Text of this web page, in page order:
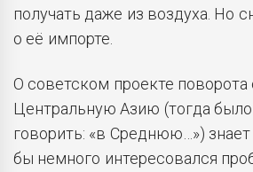
получать даже из воздуха. Но
о её импорте.
О советском проекте поворота
Центральную Азию (тогда было
говорить: «в Среднюю…»)
бы немного интересовался